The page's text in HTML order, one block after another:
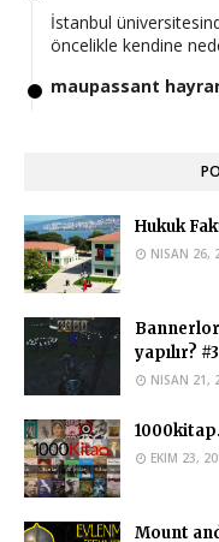
İstanbul
öncelikle kendine
maupassant
Ahmed Yasir
Eğer okuduğunuz
yapabilirsiniz.
Anonymous
Hukuk okuyan biri
yapabilir mi?
Ahmed Yasir
Evet bu durumda çift
sonra Hukuk
Anonymous
Hukuk
NISAN 26,
yapılır? #3
NISAN 21,
EKIM 23,
Mount